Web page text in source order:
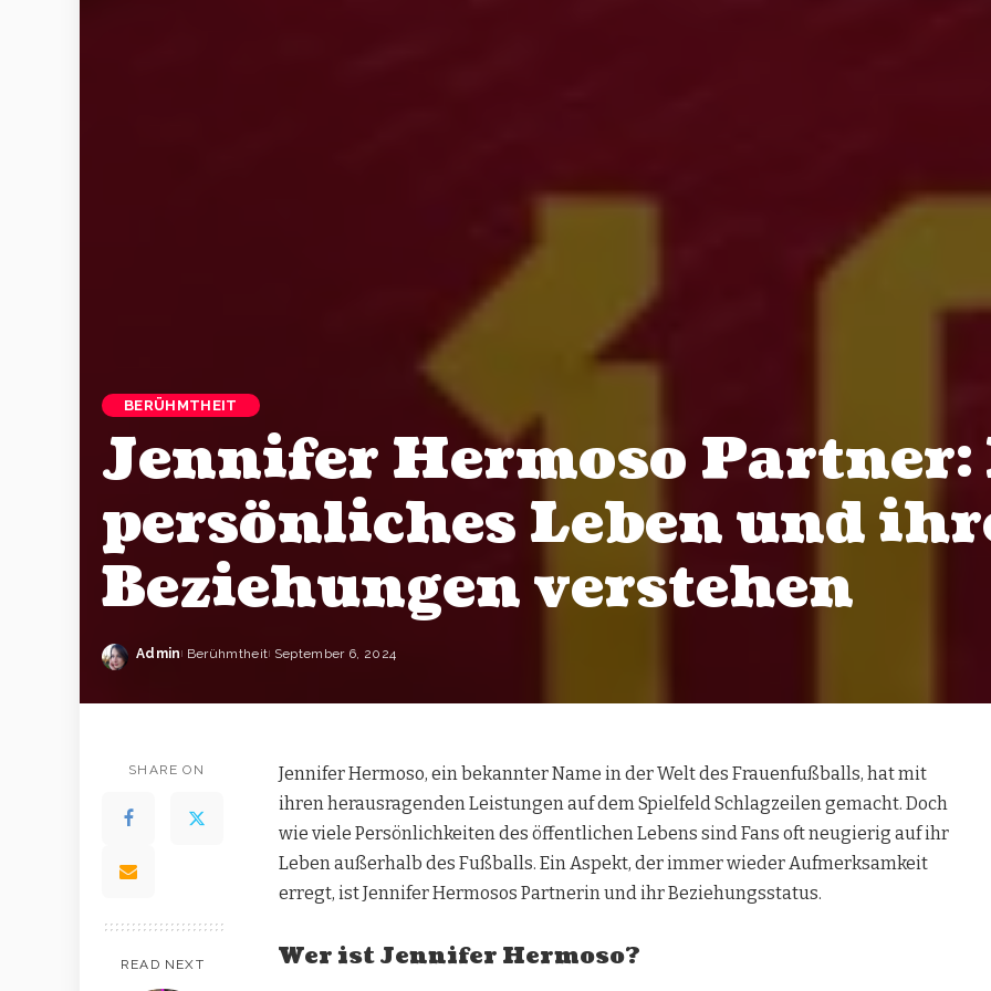
BERÜHMTHEIT
Jennifer Hermoso
persönliches Leben und
Beziehungen verstehen
Admin Berühmtheit September 6, 2024
SHARE ON
READ NEXT
Jennifer Hermoso, ein bekannter Name in der Welt des Frauenfußballs, hat mit
ihren herausragenden Leistungen auf dem Spielfeld Schlagzeilen gemacht. Doch
wie viele Persönlichkeiten des öffentlichen Lebens sind Fans oft neugierig auf ihr
Leben außerhalb des Fußballs. Ein Aspekt, der immer wieder Aufmerksamkeit
erregt, ist Jennifer Hermosos Partnerin und ihr Beziehungsstatus.
Wer ist Jennifer Hermoso?